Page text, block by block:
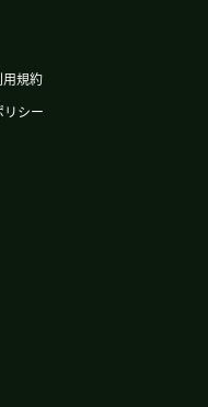
金的话非常不方
用規約
リシー